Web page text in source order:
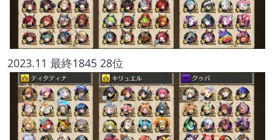
2023.11 最終1845 28位